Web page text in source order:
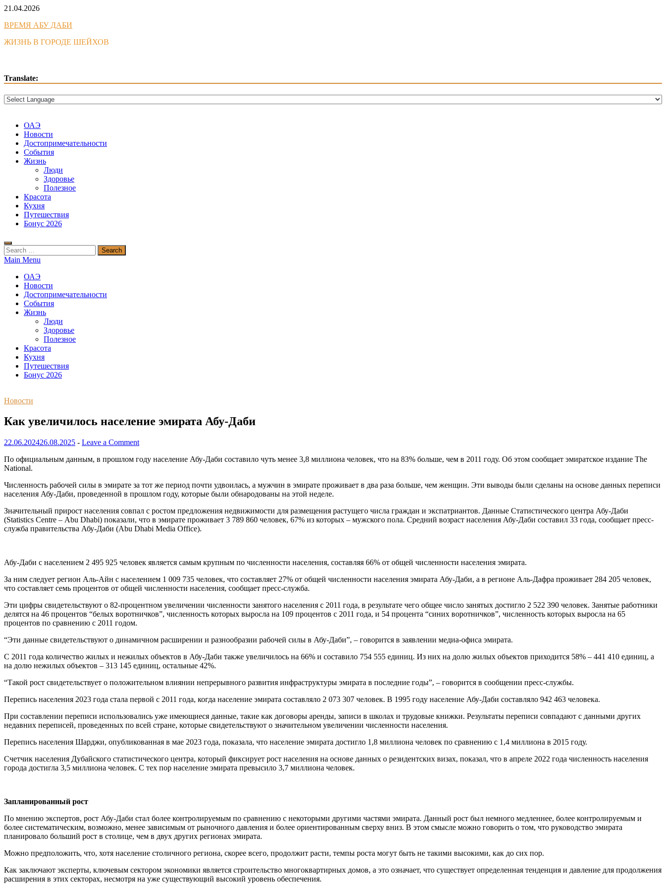
Skip
content
21.04.2026
ВРЕМЯ АБУ ДАБИ
ЖИЗНЬ В ГОРОДЕ ШЕЙХОВ
Translate:
ОАЭ
Новости
Достопримечательности
События
Жизнь
Люди
Здоровье
Полезное
Красота
Кухня
Путешествия
Бонус 2026
Search
for:
Main Menu
ОАЭ
Новости
Достопримечательности
События
Жизнь
Люди
Здоровье
Полезное
Красота
Кухня
Путешествия
Бонус 2026
Новости
Как увеличилось население эмирата Абу-Даби
22.06.202426.08.2025 - Leave a Comment
По официальным данным, в прошлом году население Абу-Даби составило чуть менее 3,8 миллиона человек, что на 83% больше, чем в 2011 году. Об этом сообщает эмиратское издание The
National.
Численность рабочей силы в эмирате за тот же период почти удвоилась, а мужчин в эмирате проживает в два раза больше, чем женщин. Эти выводы были сделаны на основе данных переписи
населения Абу-Даби, проведенной в прошлом году, которые были обнародованы на этой неделе.
Значительный прирост населения совпал с ростом предложения недвижимости для размещения растущего числа граждан и экспатриантов. Данные Статистического центра Абу-Даби
(Statistics Centre – Abu Dhabi) показали, что в эмирате проживает 3 789 860 человек, 67% из которых – мужского пола. Средний возраст населения Абу-Даби составил 33 года, сообщает пресс-
служба правительства Абу-Даби (Abu Dhabi Media Office).
Абу-Даби с населением 2 495 925 человек является самым крупным по численности населения, составляя 66% от общей численности населения эмирата.
За ним следует регион Аль-Айн с населением 1 009 735 человек, что составляет 27% от общей численности населения эмирата Абу-Даби, а в регионе Аль-Дафра проживает 284 205 человек,
что составляет семь процентов от общей численности населения, сообщает пресс-служба.
Эти цифры свидетельствуют о 82-процентном увеличении численности занятого населения с 2011 года, в результате чего общее число занятых достигло 2 522 390 человек. Занятые работники
делятся на 46 процентов “белых воротничков”, численность которых выросла на 109 процентов с 2011 года, и 54 процента “синих воротничков”, численность которых выросла на 65
процентов по сравнению с 2011 годом.
“Эти данные свидетельствуют о динамичном расширении и разнообразии рабочей силы в Абу-Даби”, – говорится в заявлении медиа-офиса эмирата.
С 2011 года количество жилых и нежилых объектов в Абу-Даби также увеличилось на 66% и составило 754 555 единиц. Из них на долю жилых объектов приходится 58% – 441 410 единиц, а
на долю нежилых объектов – 313 145 единиц, остальные 42%.
“Такой рост свидетельствует о положительном влиянии непрерывного развития инфраструктуры эмирата в последние годы”, – говорится в сообщении пресс-службы.
Перепись населения 2023 года стала первой с 2011 года, когда население эмирата составляло 2 073 307 человек. В 1995 году население Абу-Даби составляло 942 463 человека.
При составлении переписи использовались уже имеющиеся данные, такие как договоры аренды, записи в школах и трудовые книжки. Результаты переписи совпадают с данными других
недавних переписей, проведенных по всей стране, которые свидетельствуют о значительном увеличении численности населения.
Перепись населения Шарджи, опубликованная в мае 2023 года, показала, что население эмирата достигло 1,8 миллиона человек по сравнению с 1,4 миллиона в 2015 году.
Счетчик населения Дубайского статистического центра, который фиксирует рост населения на основе данных о резидентских визах, показал, что в апреле 2022 года численность населения
города достигла 3,5 миллиона человек. С тех пор население эмирата превысило 3,7 миллиона человек.
Запланированный рост
По мнению экспертов, рост Абу-Даби стал более контролируемым по сравнению с некоторыми другими частями эмирата. Данный рост был немного медленнее, более контролируемым и
более систематическим, возможно, менее зависимым от рыночного давления и более ориентированным сверху вниз. В этом смысле можно говорить о том, что руководство эмирата
планировало больший рост в столице, чем в двух других регионах эмирата.
Можно предположить, что, хотя население столичного региона, скорее всего, продолжит расти, темпы роста могут быть не такими высокими, как до сих пор.
Как заключают эксперты, ключевым сектором экономики является строительство многоквартирных домов, а это означает, что существует определенная тенденция и давление для продолжения
расширения в этих секторах, несмотря на уже существующий высокий уровень обеспечения.